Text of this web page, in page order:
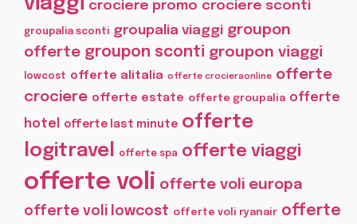
viaggi crociere promo crociere sconti
groupalia sconti groupalia viaggi groupon
offerte groupon sconti groupon viaggi
lowcost offerte alitalia offerte crocieraonline offerte
crociere offerte estate offerte groupalia offerte
hotel
offerte last minute offerte
logitravel offerte spa offerte viaggi
offerte voli offerte voli europa
offerte voli lowcost offerte voli ryanair offerte